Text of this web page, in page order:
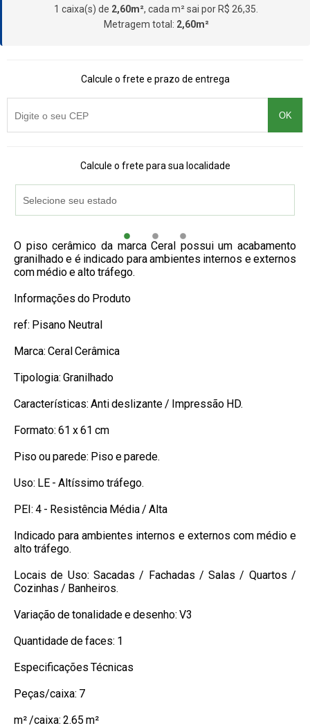
1 caixa(s) de 2,60m², cada m² sai por R$ 26,35.
Metragem total: 2,60m²
Calcule o frete e prazo de entrega
OK
Calcule o frete para sua localidade
O piso cerâmico da marca Ceral possui um acabamento
granilhado e é indicado para ambientes internos e externos
com médio e alto tráfego.
Informações do Produto
ref: Pisano Neutral
Marca: Ceral Cerâmica
Tipologia: Granilhado
Características: Anti deslizante / Impressão HD.
Formato: 61 x 61 cm
Piso ou parede: Piso e parede.
Uso: LE - Altíssimo tráfego.
PEI: 4 - Resistência Média / Alta
Indicado para ambientes internos e externos com médio e
alto tráfego.
Locais de Uso: Sacadas / Fachadas / Salas / Quartos /
Cozinhas / Banheiros.
Variação de tonalidade e desenho: V3
Quantidade de faces: 1
Especificações Técnicas
Peças/caixa: 7
m² /caixa: 2.65 m²